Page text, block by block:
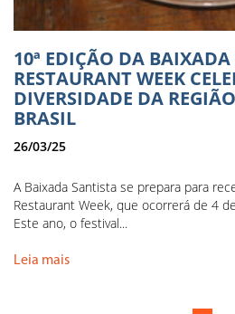
10ª EDIÇÃO DA
RESTAURANT WEEK
DIVERSIDADE DA
BRASIL
26/03/25
A Baixada Santista se prepara para
Restaurant Week, que ocorrerá de 4
Este ano, o festival...
Leia mais